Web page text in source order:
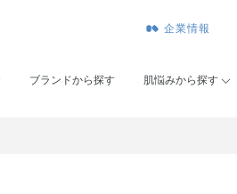
企業情報
ブランドから探す 肌悩みから探す